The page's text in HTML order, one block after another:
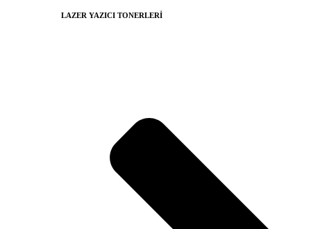
LAZER YAZICI TONERLERİ